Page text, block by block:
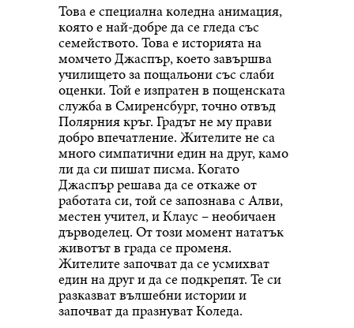
Това е специална коледна анимация,
която е най-добре да се гледа със
семейството. Това е историята на
момчето Джаспър, което завършва
училището за пощальони със слаби
оценки. Той е изпратен в пощенската
служба в Смиренсбург, точно отвъд
Полярния кръг. Градът не му прави
добро впечатление. Жителите не са
много симпатични един на друг, камо
ли да си пишат писма. Когато
Джаспър решава да се откаже от
работата си, той се запознава с Алви,
местен учител, и Клаус – необичаен
дърводелец. От този момент нататък
животът в града се променя.
Жителите започват да се усмихват
един на друг и да се подкрепят. Те си
разказват вълшебни истории и
започват да празнуват Коледа.